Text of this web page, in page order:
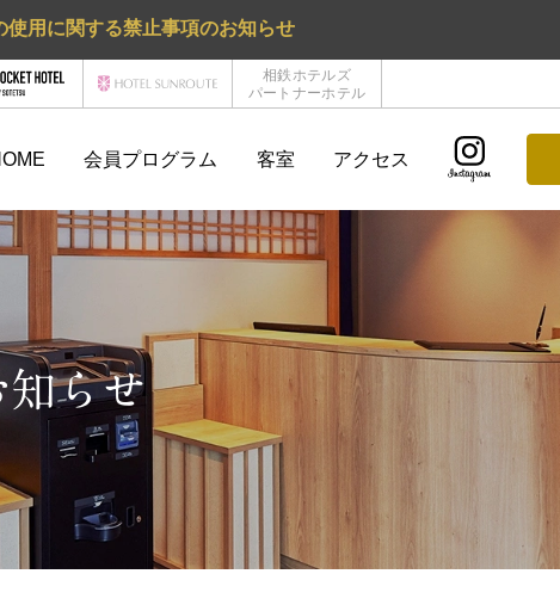
使用に関する禁止事項のお知らせ
相鉄ホテルズ
パートナーホテル
会員プログラム 客室 アクセス
知らせ